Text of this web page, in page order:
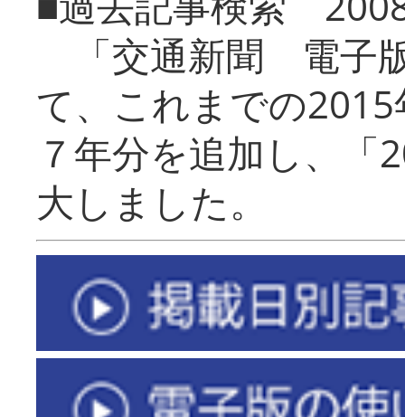
「交通新聞 電子
て、これまでの
７年分を追加し、「
大しまし